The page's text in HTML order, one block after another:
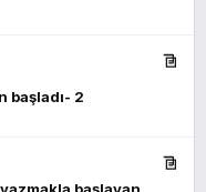
başladı- 2